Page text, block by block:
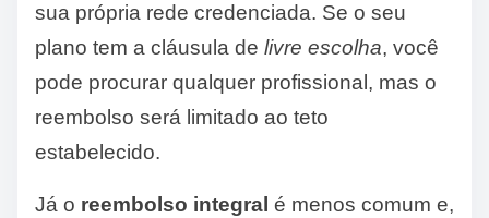
sua própria rede credenciada. Se o seu
plano tem a cláusula de livre escolha, você
pode procurar qualquer profissional, mas o
reembolso será limitado ao teto
estabelecido.
Já o reembolso integral é menos comum e,